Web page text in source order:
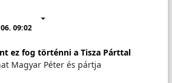
09:02
ez fog történni a Tisza Párttal
Magyar Péter és pártja